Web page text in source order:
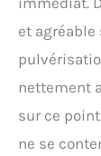
et
nettement
sur ce
ne se